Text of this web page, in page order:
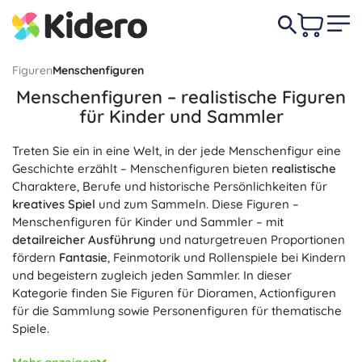
FigurenMenschenfiguren
Menschenfiguren – realistische Figuren
für Kinder und Sammler
Treten Sie ein in eine Welt, in der jede Menschenfigur eine
Geschichte erzählt – Menschenfiguren bieten realistische
Charaktere, Berufe und historische Persönlichkeiten für
kreatives Spiel und zum Sammeln. Diese Figuren –
Menschenfiguren für Kinder und Sammler – mit
detailreicher Ausführung und naturgetreuen Proportionen
fördern Fantasie, Feinmotorik und Rollenspiele bei Kindern
und begeistern zugleich jeden Sammler. In dieser
Kategorie finden Sie Figuren für Dioramen, Actionfiguren
für die Sammlung sowie Personenfiguren für thematische
Spiele.
Die große Auswahl umfasst moderne Berufe (Arzt/Ärztin,